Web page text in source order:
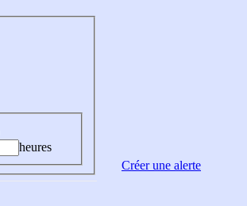
heures
Créer une alerte